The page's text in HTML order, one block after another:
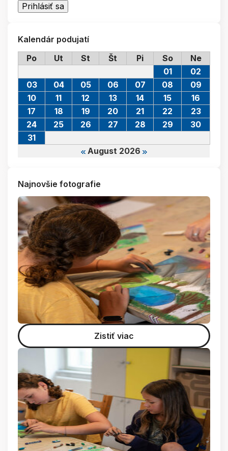
Kalendár podujatí
Po
Ut St Št Pi So Ne
August 2026
01
02
03
04 05 06 07 08
09
10
11 12 13 14 15
16
17
18 19 20 21 22
23
24
25 26 27 28 29
30
31
Najnovšie fotografie
Zistiť viac